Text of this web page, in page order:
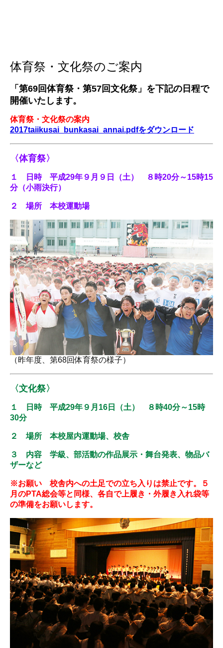
体育祭・文化祭のご案内
「第69回体育祭・第57回文化祭」を下記の日程で
開催いたします。
体育祭・文化祭の案内
2017taiikusai_bunkasai_annai.pdfをダウンロード
〈体育祭〉
１ 日時 平成29年９月９日（土） ８時20分～15時15
分（小雨決行）
２ 場所 本校運動場
（昨年度、第68回体育祭の様子）
〈文化祭〉
１ 日時 平成29年９月16日（土） ８時40分～15時
30分
２ 場所 本校屋内運動場、校舎
３ 内容 学級、部活動の作品展示・舞台発表、物品バ
ザーなど
※お願い 校舎内への土足での立ち入りは禁止です。５
月のPTA総会等と同様、各自で上履き・外履き入れ袋等
の準備をお願いします。